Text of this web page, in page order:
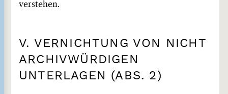
verstehen.
V. VERNICHTUNG VON NICHT
ARCHIVWÜRDIGEN
UNTERLAGEN (ABS. 2)